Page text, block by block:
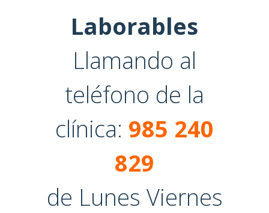
Laborables
Llamando al
teléfono de la
clínica: 985 240
829
de Lunes Viernes